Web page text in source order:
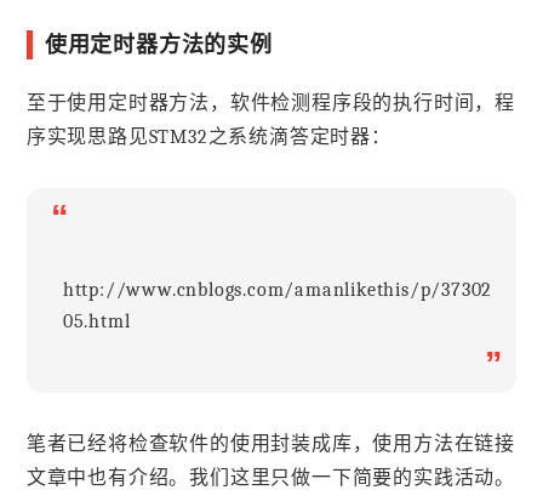
使用定时器方法的实例
至于使用定时器方法，软件检测程序段的执行时间，程
序实现思路见STM32之系统滴答定时器：
“
http://www.cnblogs.com/amanlikethis/p/37302
05.html
”
笔者已经将检查软件的使用封装成库，使用方法在链接
文章中也有介绍。我们这里只做一下简要的实践活动。